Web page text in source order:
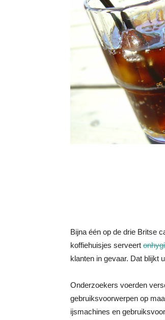
Bijna één op de drie Britse
koffiehuisjes serveert
klanten in gevaar. Dat blijkt
Onderzoekers voerden
gebruiksvoorwerpen op
ijsmachines en